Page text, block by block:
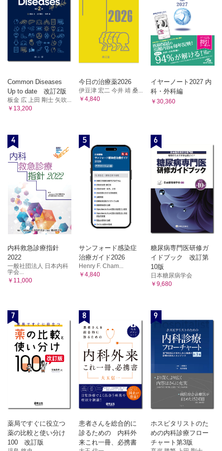
Common Diseases
Up to date 改訂2版
板金 広 上田 剛士 矢吹...
￥13,200
今日の治療薬2026
伊豆津 宏二 今井 靖 桑...
￥4,840
イヤーノート2027 内
科・外科編
￥30,360
4
内科救急診療指針
2022
一般社団法人 日本内科
学会...
￥11,000
5
サンフォード感染症
治療ガイド2026
Henry F. Cham...
￥4,840
6
糖尿病専門医研修ガ
イドブック 改訂第
10版
日本糖尿病学会
￥9,680
7
薬局ですぐに役立つ
薬の比較と使い分け
100 改訂版
8
患者さんを総合的に
診るための 内科外
来これ一冊、必携書
9
ホスピタリストのた
めの内科診療フロー
チャート第3版